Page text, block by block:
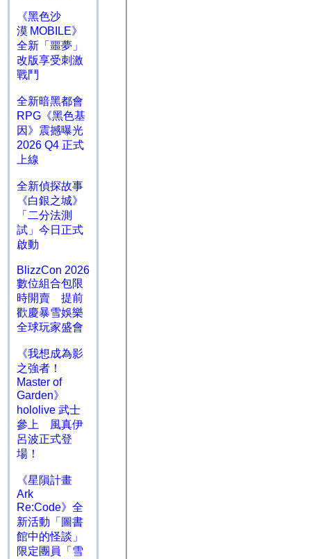
《黑色沙
漠 MOBILE》
全新「噩夢」
改版享受刺激
戰鬥
全新暗黑都會
RPG《黑色基
因》震撼曝光
2026 Q4 正式
上線
全新偵探故事
《白銀之城》
「二分法測
試」今日正式
啟動
BlizzCon 2026
數位組合包限
時開賣 提前
歡慶暴雪娛樂
全球玩家盛會
《我想成為影
之強者！
Master of
Garden》
hololive 武士
參上 風真伊
呂波正式登
場！
《星隕計畫
Ark
Re:Code》全
新活動「圖書
館中的怪談」
限定團員「雪